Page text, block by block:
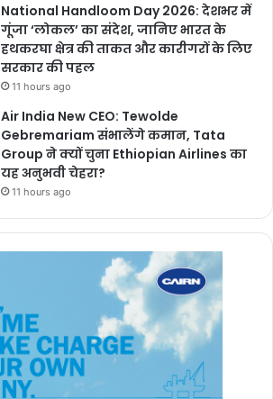
National Handloom Day 2026: देशभर में
गूंजा ‘लोकल’ का संदेश, जानिए भारत के
हथकरघा क्षेत्र की ताकत और कारीगरों के लिए
सरकार की पहल
11 hours ago
Air India New CEO: Tewolde
Gebremariam संभालेंगे कमान, Tata
Group ने क्यों चुना Ethiopian Airlines का
यह अनुभवी चेहरा?
11 hours ago